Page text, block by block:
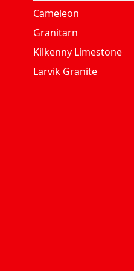
Cameleon
Granitarn
Kilkenny Limestone
Larvik Granite